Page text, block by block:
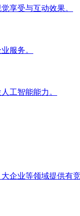
享受与互动效果。
服务。
工智能能力。
企业等领域提供有